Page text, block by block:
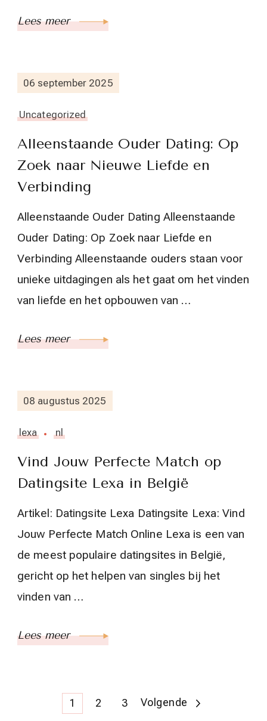
Lees meer
06 september 2025
Uncategorized
Alleenstaande Ouder Dating: Op
Zoek naar Nieuwe Liefde en
Verbinding
Alleenstaande Ouder Dating Alleenstaande
Ouder Dating: Op Zoek naar Liefde en
Verbinding Alleenstaande ouders staan voor
unieke uitdagingen als het gaat om het vinden
van liefde en het opbouwen van …
Lees meer
08 augustus 2025
lexa nl
Vind Jouw Perfecte Match op
Datingsite Lexa in België
Artikel: Datingsite Lexa Datingsite Lexa: Vind
Jouw Perfecte Match Online Lexa is een van
de meest populaire datingsites in België,
gericht op het helpen van singles bij het
vinden van …
Lees meer
Berichtnavigatie
Pagina
1 Pagina
2 Pagina
3 Volgende